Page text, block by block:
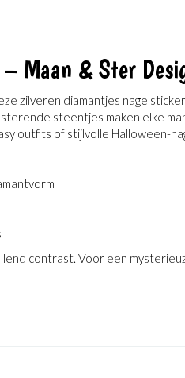
Maan & Ster
zilveren diamantjes
steentjes maken elke
outfits of stijlvolle Halloween-
contrast. Voor een